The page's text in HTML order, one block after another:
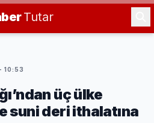
Tutar
10:53
üç ülke
suni deri ithalatına